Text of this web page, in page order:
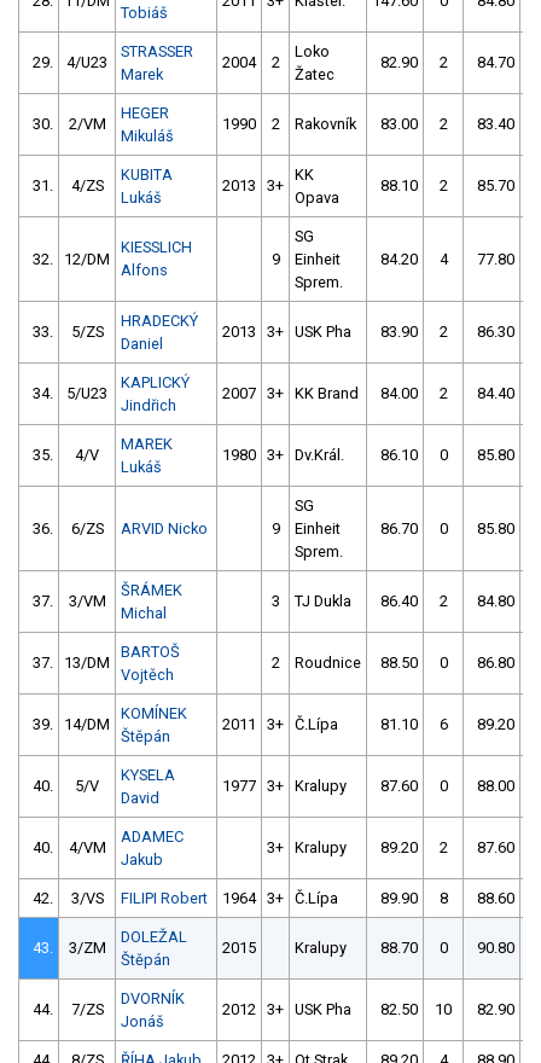
Tobiáš
29. 4/U23
STRASSER
Marek
2004 2
Loko
Žatec
82.90 2 84.70
30. 2/VM
HEGER
Mikuláš
1990 2 Rakovník 83.00 2 83.40
31. 4/ZS
KUBITA
Lukáš
2013 3+
KK
Opava
88.10 2 85.70
32. 12/DM
KIESSLICH
Alfons
9
SG
Einheit
Sprem.
84.20 4 77.80
33. 5/ZS
HRADECKÝ
Daniel
2013 3+ USK Pha 83.90 2 86.30
34. 5/U23
KAPLICKÝ
Jindřich
2007 3+ KK Brand 84.00 2 84.40
35. 4/V
MAREK
Lukáš
1980 3+ Dv.Král. 86.10 0 85.80
36. 6/ZS ARVID Nicko 9
SG
Einheit
Sprem.
86.70 0 85.80
37. 3/VM
ŠRÁMEK
Michal
3 TJ Dukla 86.40 2 84.80
37. 13/DM
BARTOŠ
Vojtěch
2 Roudnice 88.50 0 86.80
39. 14/DM
KOMÍNEK
Štěpán
2011 3+ Č.Lípa 81.10 6 89.20
40. 5/V
KYSELA
David
1977 3+ Kralupy 87.60 0 88.00
40. 4/VM
ADAMEC
Jakub
3+ Kralupy 89.20 2 87.60
42. 3/VS FILIPI Robert 1964 3+ Č.Lípa 89.90 8 88.60
43. 3/ZM
DOLEŽAL
Štěpán
2015 Kralupy 88.70 0 90.80
44. 7/ZS
DVORNÍK
Jonáš
2012 3+ USK Pha 82.50 10 82.90